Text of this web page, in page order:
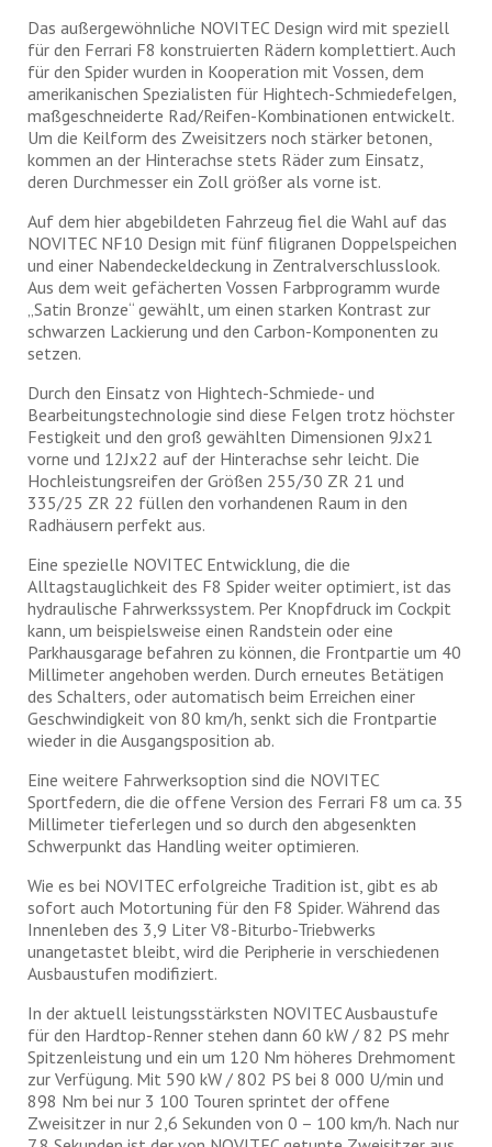
Das außergewöhnliche NOVITEC Design wird mit speziell
für den Ferrari F8 konstruierten Rädern komplettiert. Auch
für den Spider wurden in Kooperation mit Vossen, dem
amerikanischen Spezialisten für Hightech-Schmiedefelgen,
maßgeschneiderte Rad/Reifen-Kombinationen entwickelt.
Um die Keilform des Zweisitzers noch stärker betonen,
kommen an der Hinterachse stets Räder zum Einsatz,
deren Durchmesser ein Zoll größer als vorne ist.
Auf dem hier abgebildeten Fahrzeug fiel die Wahl auf das
NOVITEC NF10 Design mit fünf filigranen Doppelspeichen
und einer Nabendeckeldeckung in Zentralverschlusslook.
Aus dem weit gefächerten Vossen Farbprogramm wurde
„Satin Bronze“ gewählt, um einen starken Kontrast zur
schwarzen Lackierung und den Carbon-Komponenten zu
setzen.
Durch den Einsatz von Hightech-Schmiede- und
Bearbeitungstechnologie sind diese Felgen trotz höchster
Festigkeit und den groß gewählten Dimensionen 9Jx21
vorne und 12Jx22 auf der Hinterachse sehr leicht. Die
Hochleistungsreifen der Größen 255/30 ZR 21 und
335/25 ZR 22 füllen den vorhandenen Raum in den
Radhäusern perfekt aus.
Eine spezielle NOVITEC Entwicklung, die die
Alltagstauglichkeit des F8 Spider weiter optimiert, ist das
hydraulische Fahrwerkssystem. Per Knopfdruck im Cockpit
kann, um beispielsweise einen Randstein oder eine
Parkhausgarage befahren zu können, die Frontpartie um 40
Millimeter angehoben werden. Durch erneutes Betätigen
des Schalters, oder automatisch beim Erreichen einer
Geschwindigkeit von 80 km/h, senkt sich die Frontpartie
wieder in die Ausgangsposition ab.
Eine weitere Fahrwerksoption sind die NOVITEC
Sportfedern, die die offene Version des Ferrari F8 um ca. 35
Millimeter tieferlegen und so durch den abgesenkten
Schwerpunkt das Handling weiter optimieren.
Wie es bei NOVITEC erfolgreiche Tradition ist, gibt es ab
sofort auch Motortuning für den F8 Spider. Während das
Innenleben des 3,9 Liter V8-Biturbo-Triebwerks
unangetastet bleibt, wird die Peripherie in verschiedenen
Ausbaustufen modifiziert.
In der aktuell leistungsstärksten NOVITEC Ausbaustufe
für den Hardtop-Renner stehen dann 60 kW / 82 PS mehr
Spitzenleistung und ein um 120 Nm höheres Drehmoment
zur Verfügung. Mit 590 kW / 802 PS bei 8 000 U/min und
898 Nm bei nur 3 100 Touren sprintet der offene
Zweisitzer in nur 2,6 Sekunden von 0 – 100 km/h. Nach nur